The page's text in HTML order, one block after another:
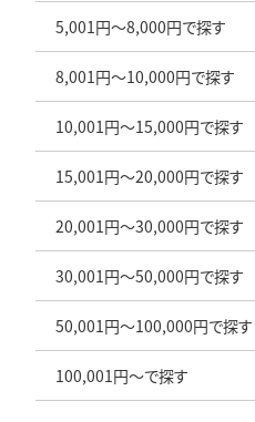
5,001円～8,000円で探す
8,001円～10,000円で探す
10,001円～15,000円で探す
15,001円～20,000円で探す
20,001円～30,000円で探す
30,001円～50,000円で探す
50,001円～100,000円で探す
100,001円～で探す